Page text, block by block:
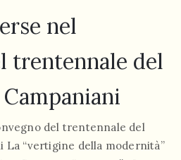
nel
trentennale del
del trentennale del
La “vertigine della modernità”